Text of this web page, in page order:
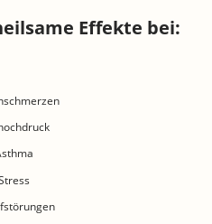
Effekte bei: